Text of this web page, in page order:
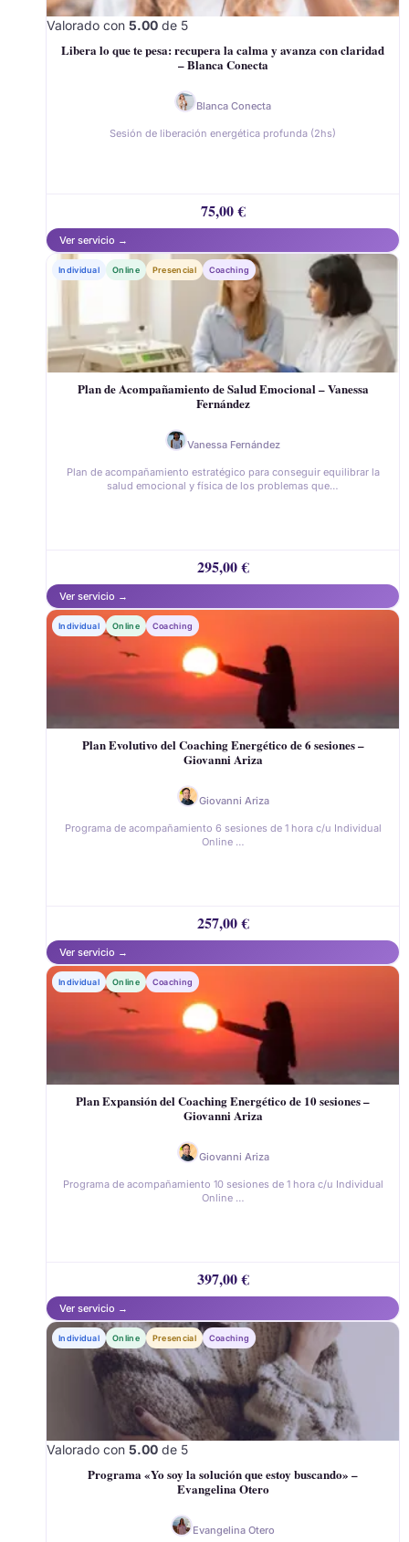
Libera lo que te pesa: recupera la calma y avanza con claridad
– Blanca Conecta
Valorado con 5.00 de 5
Blanca Conecta
75,00€
Sesión de liberación energética profunda (2hs)
Individual Online Presencial Coaching
Plan de Acompañamiento de Salud Emocional – Vanessa
Fernández
Vanessa Fernández
295,00€
Plan de acompañamiento estratégico para conseguir equilibrar la
salud emocional y física de los problemas que…
Individual Online Coaching
Plan Evolutivo del Coaching Energético de 6 sesiones –
Giovanni Ariza
Giovanni Ariza
257,00€
Programa de acompañamiento 6 sesiones de 1 hora c/u Individual
Online …
Individual Online Coaching
Plan Expansión del Coaching Energético de 10 sesiones –
Giovanni Ariza
Giovanni Ariza
397,00€
Programa de acompañamiento 10 sesiones de 1 hora c/u Individual
Online …
Individual Online Presencial Coaching
Programa «Yo soy la solución que estoy buscando» –
Evangelina Otero
Valorado con 5.00 de 5
Evangelina Otero